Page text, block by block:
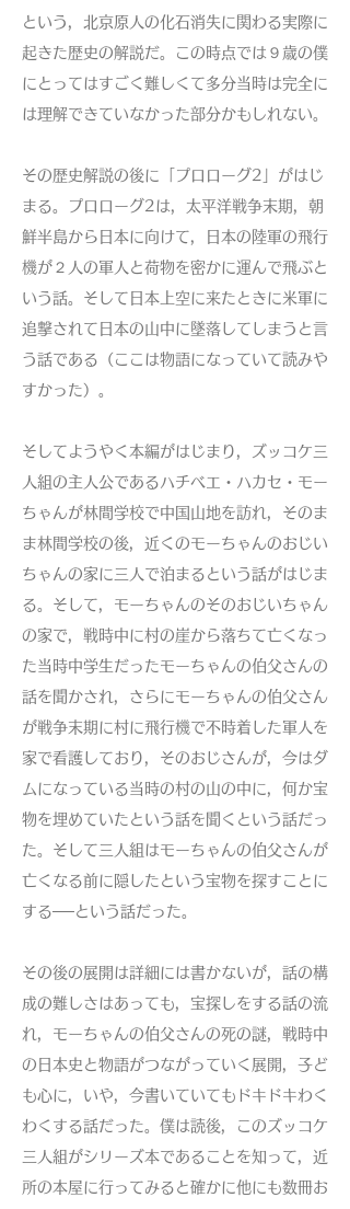
という，北京原人の化石消失に関わる実際に
起きた歴史の解説だ。この時点では９歳の僕
にとってはすごく難しくて多分当時は完全に
は理解できていなかった部分かもしれない。
その歴史解説の後に「プロローグ2」がはじ
まる。プロローグ2は，太平洋戦争末期，朝
鮮半島から日本に向けて，日本の陸軍の飛行
機が２人の軍人と荷物を密かに運んで飛ぶと
いう話。そして日本上空に来たときに米軍に
追撃されて日本の山中に墜落してしまうと言
う話である（ここは物語になっていて読みや
すかった）。
そしてようやく本編がはじまり，ズッコケ三
人組の主人公であるハチベエ・ハカセ・モー
ちゃんが林間学校で中国山地を訪れ，そのま
ま林間学校の後，近くのモーちゃんのおじい
ちゃんの家に三人で泊まるという話がはじま
る。そして，モーちゃんのそのおじいちゃん
の家で，戦時中に村の崖から落ちて亡くなっ
た当時中学生だったモーちゃんの伯父さんの
話を聞かされ，さらにモーちゃんの伯父さん
が戦争末期に村に飛行機で不時着した軍人を
家で看護しており，そのおじさんが，今はダ
ムになっている当時の村の山の中に，何か宝
物を埋めていたという話を聞くという話だっ
た。そして三人組はモーちゃんの伯父さんが
亡くなる前に隠したという宝物を探すことに
する──という話だった。
その後の展開は詳細には書かないが，話の構
成の難しさはあっても，宝探しをする話の流
れ，モーちゃんの伯父さんの死の謎，戦時中
の日本史と物語がつながっていく展開，子ど
も心に，いや，今書いていてもドキドキわく
わくする話だった。僕は読後，このズッコケ
三人組がシリーズ本であることを知って，近
所の本屋に行ってみると確かに他にも数冊お